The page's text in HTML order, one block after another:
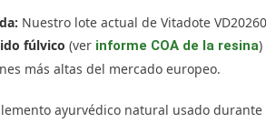
Nuestro lote actual de Vitadote
fúlvico (ver informe COA de la resina
más altas del mercado europeo.
ayurvédico natural usado durante